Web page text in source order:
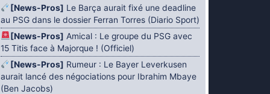
[News-Pros] Le Barça aurait fixé une deadline
au PSG dans le dossier Ferran Torres (Diario Sport)
[News-Pros] Amical : Le groupe du PSG avec
15 Titis face à Majorque ! (Officiel)
[News-Pros] Rumeur : Le Bayer Leverkusen
aurait lancé des négociations pour Ibrahim Mbaye
(Ben Jacobs)